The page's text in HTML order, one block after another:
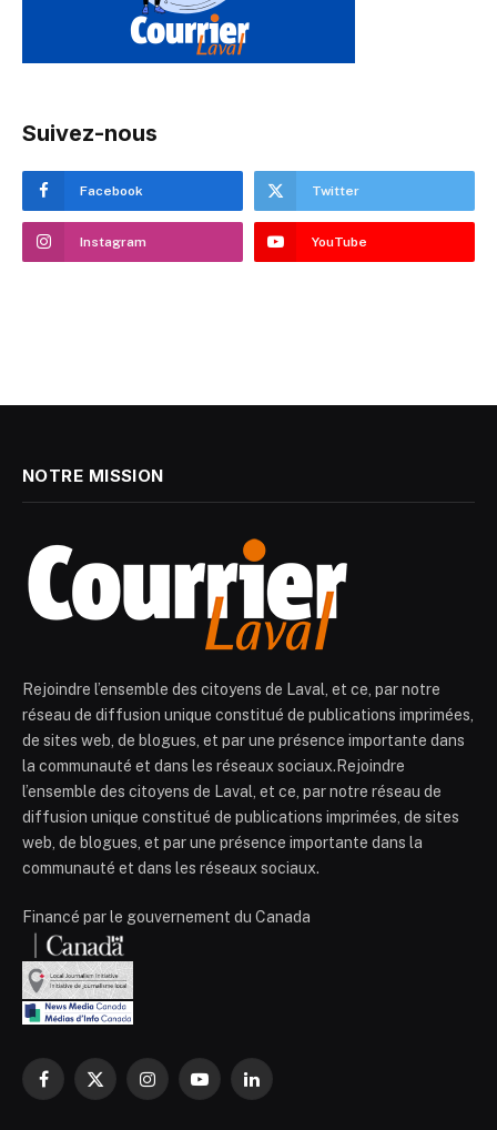
Suivez-nous
Facebook Twitter
Instagram YouTube
NOTRE MISSION
Rejoindre l’ensemble des citoyens de Laval, et ce, par notre
réseau de diffusion unique constitué de publications imprimées,
de sites web, de blogues, et par une présence importante dans
la communauté et dans les réseaux sociaux.Rejoindre
l’ensemble des citoyens de Laval, et ce, par notre réseau de
diffusion unique constitué de publications imprimées, de sites
web, de blogues, et par une présence importante dans la
communauté et dans les réseaux sociaux.
Financé par le gouvernement du Canada
Facebook
X
InstagramYouTubeLinkedIn